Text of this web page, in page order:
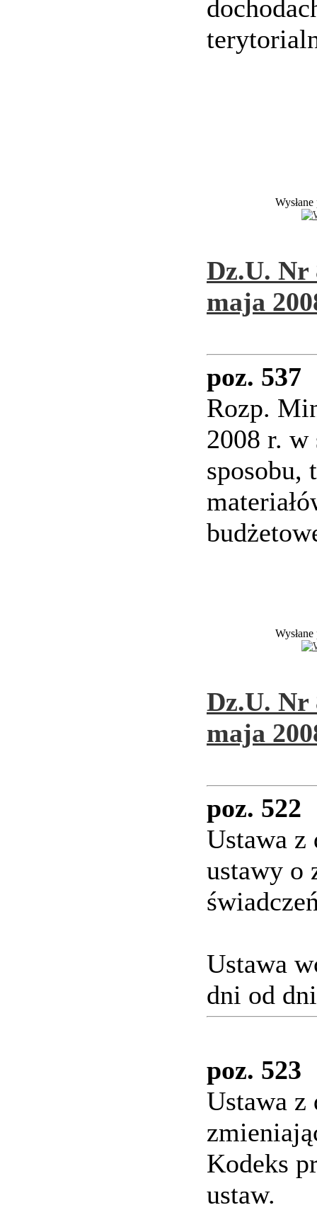
Dz.U. Nr
maja
poz. 537
Rozp.
2008 r. w
sposobu,
Dz.U. Nr
maja
poz. 522
Ustawa z
ustawy o
Ustawa
dni od
poz. 523
Ustawa z
Kodeks
ustaw.